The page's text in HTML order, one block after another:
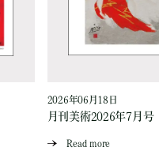
2026年06月18日
月刊美術2026年7月号
Read more